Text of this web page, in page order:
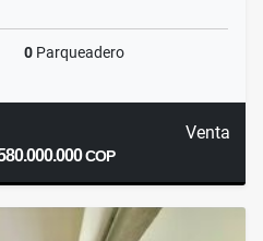
0 Parqueadero
Venta
COP